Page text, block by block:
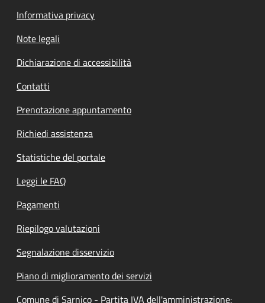
Informativa privacy
Note legali
Dichiarazione di accessibilità
Contatti
Prenotazione appuntamento
Richiedi assistenza
Statistiche del portale
Leggi le FAQ
Pagamenti
Riepilogo valutazioni
Segnalazione disservizio
Piano di miglioramento dei servizi
Comune di Sarnico - Partita IVA dell'amministrazione: